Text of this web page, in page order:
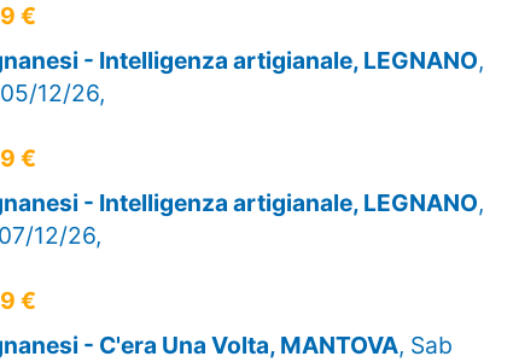
€
- Intelligenza artigianale, LEGNANO,
12/26,
€
- Intelligenza artigianale, LEGNANO,
12/26,
€
- C'era Una Volta, MANTOVA, Sab